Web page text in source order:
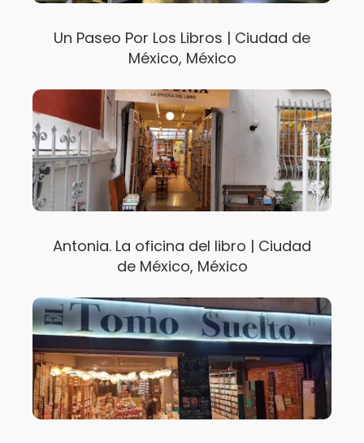
Un Paseo Por Los Libros | Ciudad de
México, México
Antonia. La oficina del libro | Ciudad
de México, México